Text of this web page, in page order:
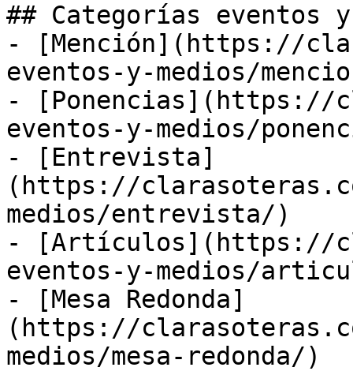
## Categorías eventos y
- [Mención](https://
eventos-y-medios/
- [Ponencias](https://
eventos-y-medios/
- [Entrevista]
(https://
medios/entrevista/)
- [Artículos](https://
eventos-y-medios/
- [Mesa Redonda]
(https://
medios/mesa-redonda/)